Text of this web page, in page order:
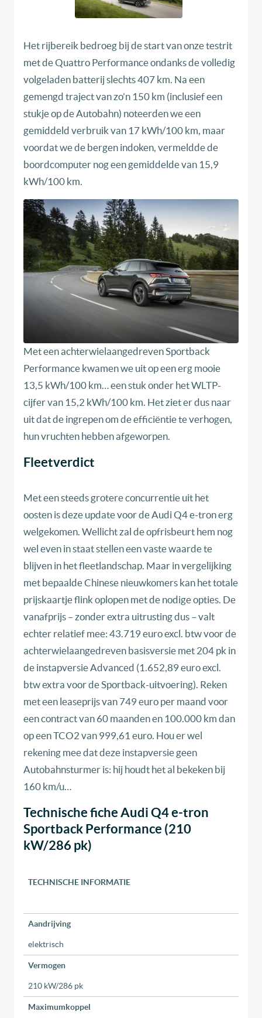
Het rijbereik bedroeg bij de start van onze testrit
met de Quattro Performance ondanks de volledig
volgeladen batterij slechts 407 km. Na een
gemengd traject van zo’n 150 km (inclusief een
stukje op de Autobahn) noteerden we een
gemiddeld verbruik van 17 kWh/100 km, maar
voordat we de bergen indoken, vermeldde de
boordcomputer nog een gemiddelde van 15,9
kWh/100 km.
Met een achterwielaangedreven Sportback
Performance kwamen we uit op een erg mooie
13,5 kWh/100 km… een stuk onder het WLTP-
cijfer van 15,2 kWh/100 km. Het ziet er dus naar
uit dat de ingrepen om de efficiëntie te verhogen,
hun vruchten hebben afgeworpen.
Fleetverdict
Met een steeds grotere concurrentie uit het
oosten is deze update voor de Audi Q4 e-tron erg
welgekomen. Wellicht zal de opfrisbeurt hem nog
wel even in staat stellen een vaste waarde te
blijven in het fleetlandschap. Maar in vergelijking
met bepaalde Chinese nieuwkomers kan het totale
prijskaartje flink oplopen met de nodige opties. De
vanafprijs – zonder extra uitrusting dus – valt
echter relatief mee: 43.719 euro excl. btw voor de
achterwielaangedreven basisversie met 204 pk in
de instapversie Advanced (1.652,89 euro excl.
btw extra voor de Sportback-uitvoering). Reken
met een leaseprijs van 749 euro per maand voor
een contract van 60 maanden en 100.000 km dan
op een TCO2 van 999,61 euro. Hou er wel
rekening mee dat deze instapversie geen
Autobahnsturmer is: hij houdt het al bekeken bij
160 km/u…
Technische fiche Audi Q4 e-tron
Sportback Performance (210
kW/286 pk)
TECHNISCHE INFORMATIE
Aandrijving
elektrisch
Vermogen
210 kW/286 pk
Maximumkoppel